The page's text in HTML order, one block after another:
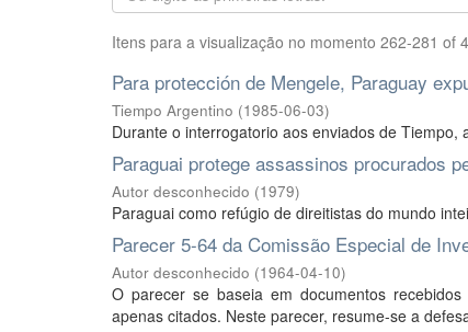
Itens para a visualização no momento 262-281 of
Para protección de Mengele, Paraguay
Tiempo Argentino (1985-06-03)
Durante o interrogatorio aos enviados de
Paraguai protege assassinos procurados
Autor desconhecido (1979)
Paraguai como refúgio de direitistas do mundo
Parecer 5-64 da Comissão Especial de
Autor desconhecido (1964-04-10)
O parecer se baseia em documentos
apenas citados. Neste parecer, resume-se a